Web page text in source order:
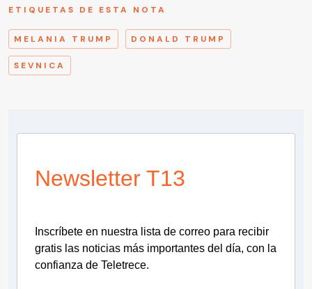
ETIQUETAS DE ESTA NOTA
MELANIA TRUMP DONALD TRUMP
SEVNICA
Newsletter T13
Inscríbete en nuestra lista de correo para recibir
gratis las noticias más importantes del día, con la
confianza de Teletrece.